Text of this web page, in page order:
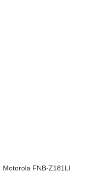
Motorola FNB-Z181LI